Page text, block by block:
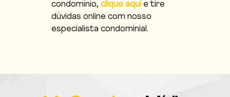
condomínio, clique aqui e tire
dúvidas online com nosso
especialista condominial.